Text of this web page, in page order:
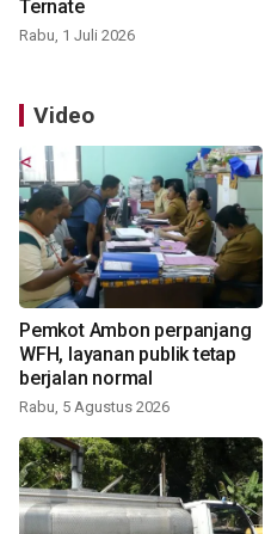
Ternate
Rabu, 1 Juli 2026
Video
Pemkot Ambon perpanjang
WFH, layanan publik tetap
berjalan normal
Rabu, 5 Agustus 2026